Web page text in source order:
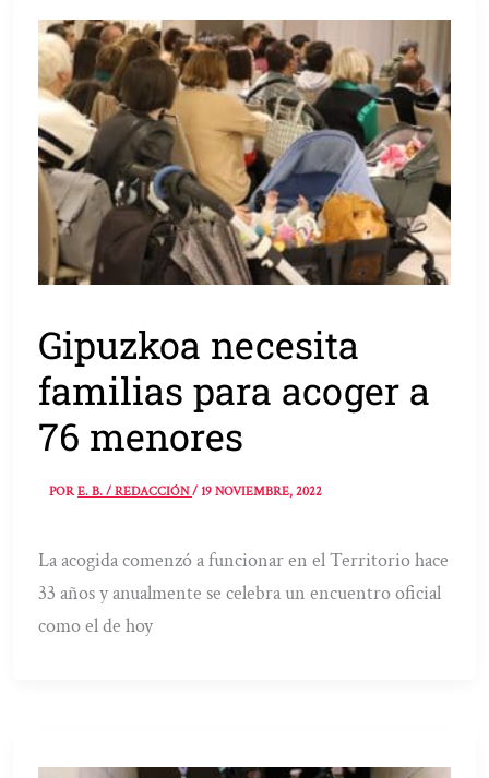
Gipuzkoa necesita
familias para acoger a
76 menores
PORE. B. / REDACCIÓN/19 NOVIEMBRE, 2022
La acogida comenzó a funcionar en el Territorio hace
33 años y anualmente se celebra un encuentro oficial
como el de hoy